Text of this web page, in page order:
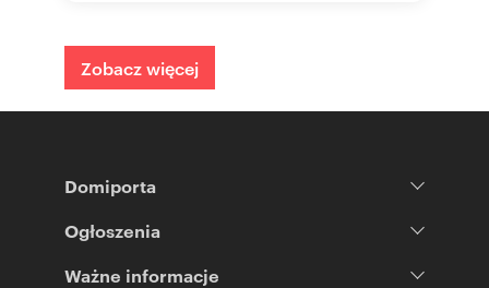
Zobacz więcej
Domiporta
Ogłoszenia
Ważne informacje